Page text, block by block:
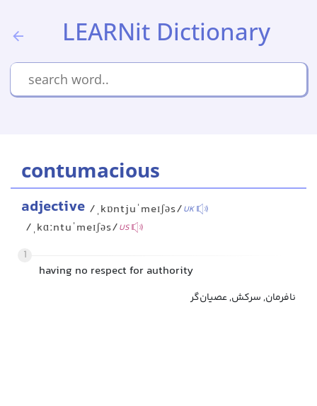
LEARNit Dictionary
contumacious
adjective /ˌkɒntjuˈmeɪʃəs/UK
/ˌkɑːntuˈmeɪʃəs/US
1
having no respect for authority
نافرمان, سرکش, عصیان‌گر